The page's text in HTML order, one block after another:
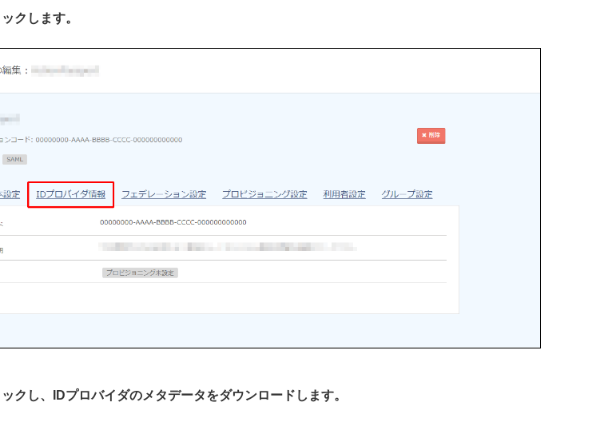
クします。
クし、IDプロバイダのメタデータをダウンロードします。